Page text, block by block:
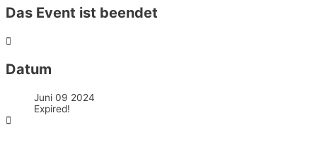
Das Event ist beendet
Datum
Juni 09 2024
Expired!